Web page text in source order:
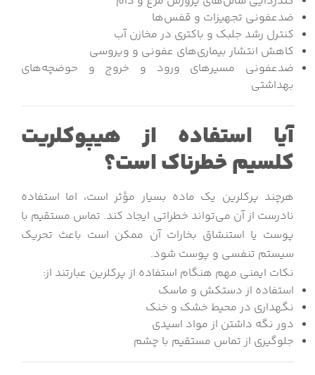
ضدعفونی تجهیزات و قفس‌ها
کنترل رشد جلبک و باکتری در مخازن آب
کاهش انتشار بیماری‌های عفونی و ویروسی
ضدعفونی مسیرهای ورود و خروج و حوضچه‌های
بهداشتی
آیا استفاده از هیپوکلریت
کلسیم خطرناک است؟
هرچند پرکلرین یک ماده بسیار مؤثر است، اما استفاده
نادرست از آن می‌تواند خطراتی ایجاد کند. تماس مستقیم با
پوست یا استنشاق بخارات آن ممکن است باعث تحریک
سیستم تنفسی و پوست شود.
نکات ایمنی مهم هنگام استفاده از پرکلرین عبارتند از:
استفاده از دستکش و ماسک
نگهداری در محیط خشک و خنک
دور نگه داشتن از مواد اسیدی
جلوگیری از تماس مستقیم با چشم